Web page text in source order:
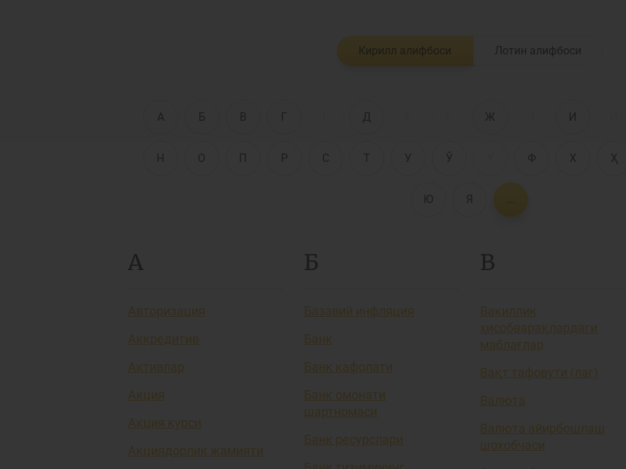
Банк хизматлари
истеъмолчилари
ҳуқуқлари
Тадбиркорлик
Кирилл алифбоси Лотин алифбоси
А Б В Г Д Ж И
Н О П Р С Т У Ў Ф Х Ҳ
Ю Я
А
Авторизация
Аккредитив
Активлар
Акция
Акция курси
Акциядорлик жамияти
Б
Базавий инфляция
Банк
Банк кафолати
Банк омонати
шартномаси
Банк ресурслари
В
Вакиллик
ҳисобварақлардаги
маблағлар
Вақт тафовути (лаг)
Валюта
Валюта айирбошлаш
шохобчаси